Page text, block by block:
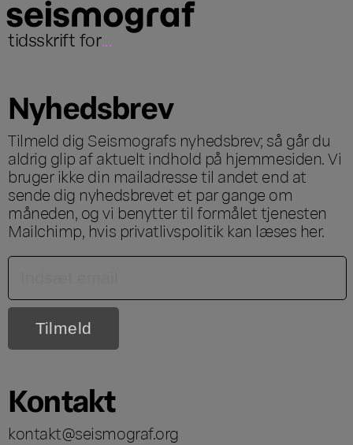
tidsskrift for...
Nyhedsbrev
Tilmeld dig Seismografs nyhedsbrev; så går du
aldrig glip af aktuelt indhold på hjemmesiden. Vi
bruger ikke din mailadresse til andet end at
sende dig nyhedsbrevet et par gange om
måneden, og vi benytter til formålet tjenesten
Mailchimp, hvis privatlivspolitik kan læses her.
Kontakt
kontakt@seismograf.org